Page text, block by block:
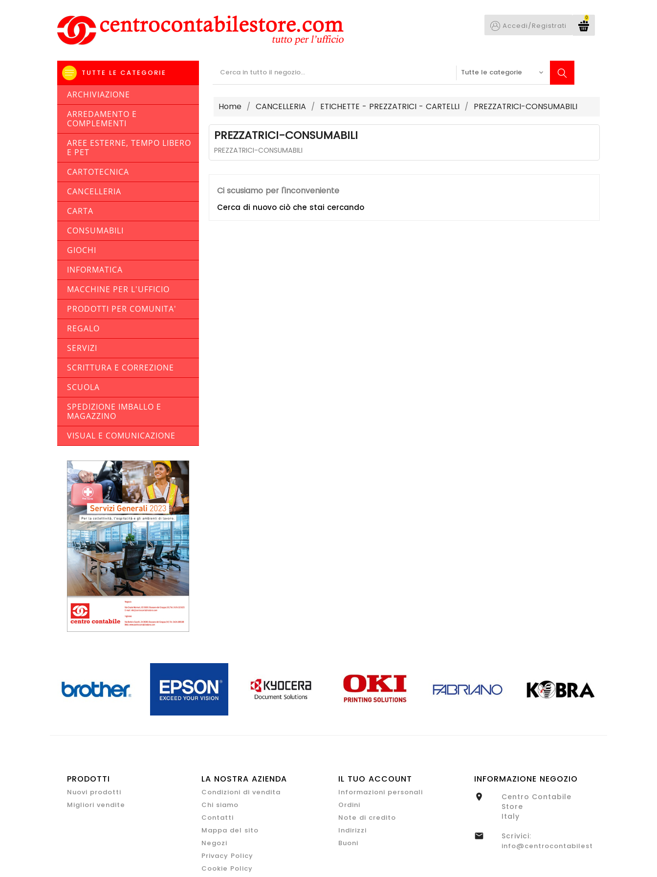
0
Accedi/Registrati
Home CANCELLERIA ETICHETTE - PREZZATRICI - CARTELLI PREZZATRICI-CONSUMABILI
TUTTE LE CATEGORIE
ARCHIVIAZIONE
ARREDAMENTO E
COMPLEMENTI
AREE ESTERNE, TEMPO LIBERO
E PET
CARTOTECNICA
CANCELLERIA
CARTA
CONSUMABILI
GIOCHI
INFORMATICA
MACCHINE PER L'UFFICIO
PRODOTTI PER COMUNITA'
REGALO
SERVIZI
SCRITTURA E CORREZIONE
SCUOLA
SPEDIZIONE IMBALLO E
MAGAZZINO
VISUAL E COMUNICAZIONE
PREZZATRICI-CONSUMABILI
PREZZATRICI-CONSUMABILI
Ci scusiamo per l'inconveniente
Cerca di nuovo ciò che stai cercando
PRODOTTI
Nuovi prodotti
Migliori vendite
LA NOSTRA AZIENDA
Condizioni di vendita
Chi siamo
Contatti
Mappa del sito
Negozi
Privacy Policy
Cookie Policy
IL TUO ACCOUNT
Informazioni personali
Ordini
Note di credito
Indirizzi
Buoni
INFORMAZIONE NEGOZIO

Centro Contabile
Store
Italy
 Scrivici:
info@centrocontabilestore.com